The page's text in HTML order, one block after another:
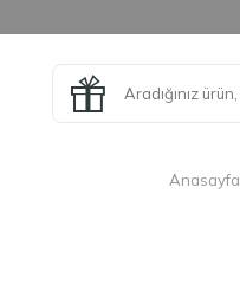
Anasayfa